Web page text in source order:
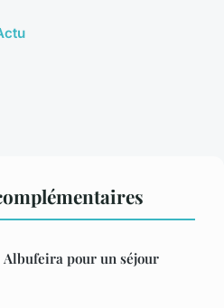
pour un séjour